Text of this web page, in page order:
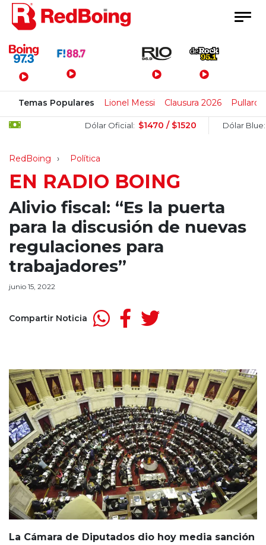
Menú Principal
Temas Populares Lionel Messi Clausura 2026 Pullaro
Dólar Oficial: $1470 / $1520 Dólar Blue:
RedBoing Política
EN RADIO BOING
Alivio fiscal: “Es la puerta
para la discusión de nuevas
regulaciones para
trabajadores”
junio 15, 2022
Compartir Noticia
La Cámara de Diputados dio hoy media sanción